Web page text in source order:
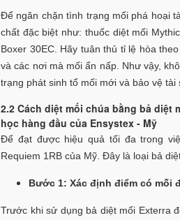
Để ngăn chặn tình trạng mối phá hoại
chất đặc biệt như: thuốc diệt mối
Boxer 30EC. Hãy tuân thủ tỉ lệ hòa
và các nơi mà mối ẩn nấp. Như vậy,
trạng phát sinh tổ mối mới và bảo vệ tài
2.2 Cách diệt mối chúa bằng bả diệt
học hàng đầu của Ensystex - Mỹ
Để đạt được hiệu quả tối đa trong
Requiem 1RB của Mỹ. Đây là loại bả
Bước 1: Xác định điểm có mối
Trước khi sử dụng bả diệt mối Exterra